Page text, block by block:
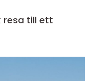
resa till ett